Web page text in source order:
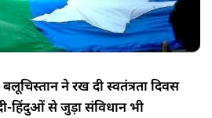
ने रख दी स्वतंत्रता दिवस
हिंदुओं से जुड़ा संविधान भी